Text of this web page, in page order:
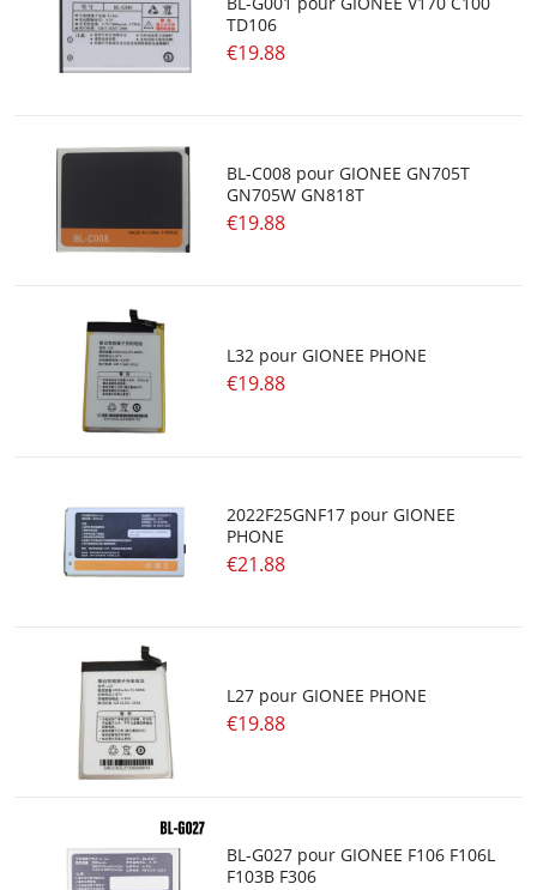
TD106
€19.88
BL-C008 pour GIONEE GN705T
GN705W GN818T
€19.88
L32 pour GIONEE PHONE
€19.88
2022F25GNF17 pour GIONEE
PHONE
€21.88
L27 pour GIONEE PHONE
€19.88
BL-G027 pour GIONEE F106 F106L
F103B F306